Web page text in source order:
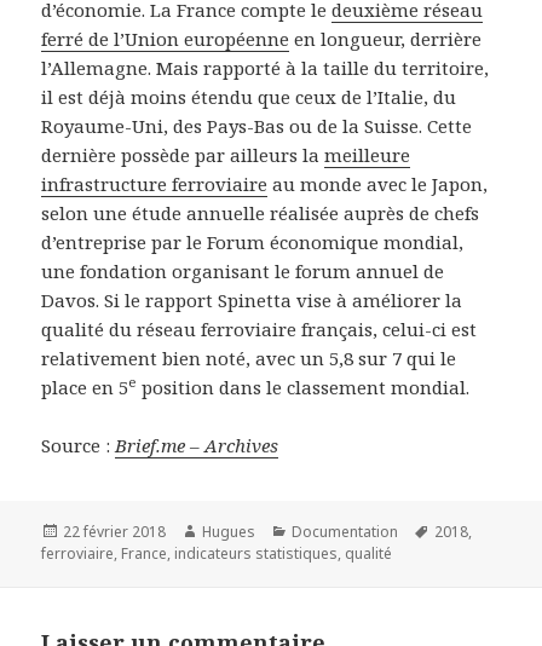
d’économie. La France compte ledeuxième réseau
ferré de l’Union européenne en longueur, derrière
l’Allemagne. Mais rapporté à la taille du territoire,
il est déjà moins étendu que ceux de l’Italie, du
Royaume-Uni, des Pays-Bas ou de la Suisse. Cette
dernière possède par ailleurs lameilleure
infrastructure ferroviaire au monde avec le Japon,
selon une étude annuelle réalisée auprès de chefs
d’entreprise par le Forum économique mondial,
une fondation organisant le forum annuel de
Davos. Si le rapport Spinetta vise à améliorer la
qualité du réseau ferroviaire français, celui-ci est
relativement bien noté, avec un 5,8 sur 7 qui le
place en 5e position dans le classement mondial.
Source : Brief.me – Archives
Publié
le
22 février 2018 Auteur
Hugues Catégories
Documentation
Mots-
2018,
ferroviaire, France, indicateurs statistiques, qualité